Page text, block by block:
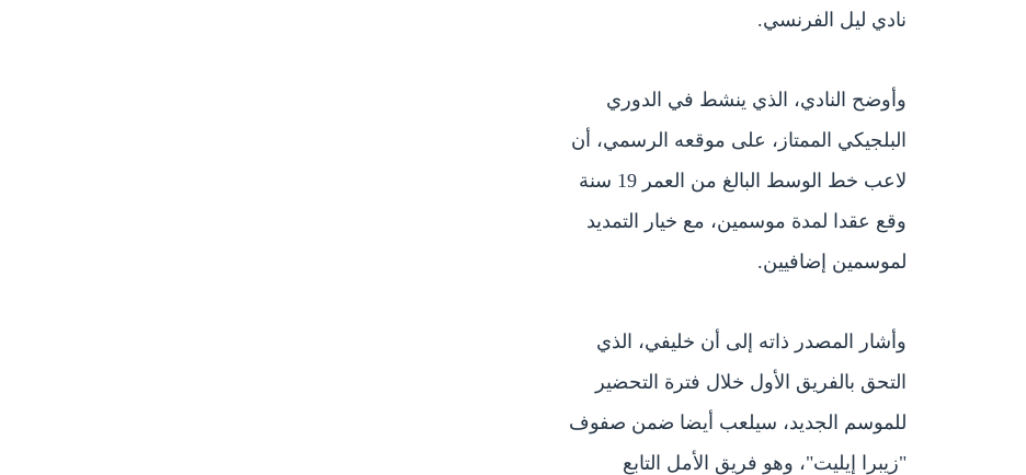
نادي ليل الفرنسي.
وأوضح النادي، الذي ينشط في الدوري
البلجيكي الممتاز، على موقعه الرسمي، أن
لاعب خط الوسط البالغ من العمر 19 سنة
وقع عقدا لمدة موسمين، مع خيار التمديد
لموسمين إضافيين.
وأشار المصدر ذاته إلى أن خليفي، الذي
التحق بالفريق الأول خلال فترة التحضير
للموسم الجديد، سيلعب أيضا ضمن صفوف
"زيبرا إيليت"، وهو فريق الأمل التابع